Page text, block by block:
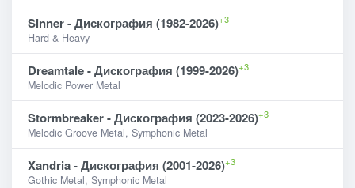
Sinner - Дискография (1982-2026)+3
Hard & Heavy
Dreamtale - Дискография (1999-2026)+3
Melodic Power Metal
Stormbreaker - Дискография (2023-2026)+3
Melodic Groove Metal, Symphonic Metal
Xandria - Дискография (2001-2026)+3
Gothic Metal, Symphonic Metal